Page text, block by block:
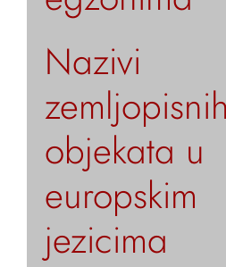
Nazivi
zemljopisnih
objekata u
europskim
jezicima